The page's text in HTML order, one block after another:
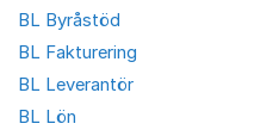
BL Byråstöd
BL Fakturering
BL Leverantör
BL Lön